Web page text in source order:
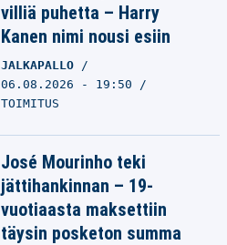
villiä puhetta – Harry
Kanen nimi nousi esiin
JALKAPALLO
06.08.2026 - 19:50
TOIMITUS
José Mourinho teki
jättihankinnan – 19-
vuotiaasta maksettiin
täysin posketon summa